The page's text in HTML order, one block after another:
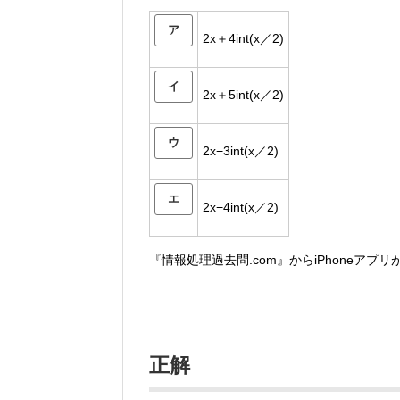
ア
2x＋4int(x／2)
イ
2x＋5int(x／2)
ウ
2x−3int(x／2)
エ
2x−4int(x／2)
『情報処理過去問.com』からiPhoneアプリ
正解